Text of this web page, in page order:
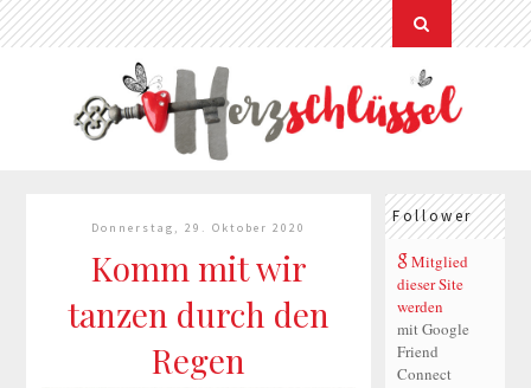
Donnerstag, 29. Oktober 2020
Komm mit wir
tanzen durch den
Regen
Follower
Mitglied
dieser Site
werden
mit Google
Friend
Connect